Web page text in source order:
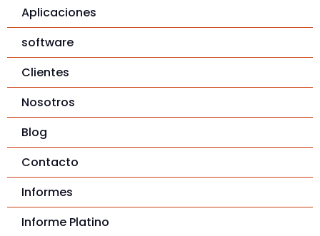
Aplicaciones
software
Clientes
Nosotros
Blog
Contacto
Informes
Informe Platino